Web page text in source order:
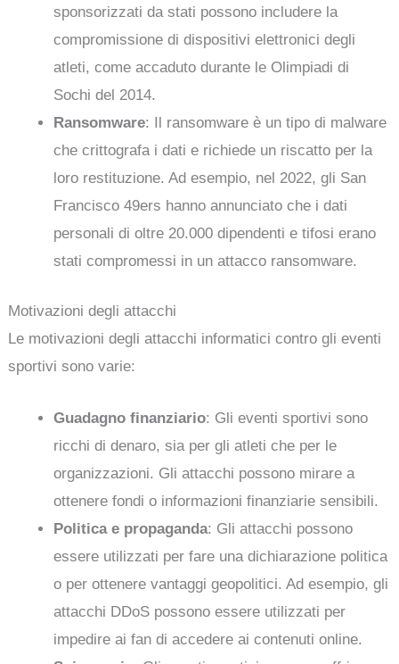
sponsorizzati da stati possono includere la
compromissione di dispositivi elettronici degli
atleti, come accaduto durante le Olimpiadi di
Sochi del 2014.
Ransomware: Il ransomware è un tipo di malware
che crittografa i dati e richiede un riscatto per la
loro restituzione. Ad esempio, nel 2022, gli San
Francisco 49ers hanno annunciato che i dati
personali di oltre 20.000 dipendenti e tifosi erano
stati compromessi in un attacco ransomware.
Motivazioni degli attacchi
Le motivazioni degli attacchi informatici contro gli eventi
sportivi sono varie:
Guadagno finanziario: Gli eventi sportivi sono
ricchi di denaro, sia per gli atleti che per le
organizzazioni. Gli attacchi possono mirare a
ottenere fondi o informazioni finanziarie sensibili.
Politica e propaganda: Gli attacchi possono
essere utilizzati per fare una dichiarazione politica
o per ottenere vantaggi geopolitici. Ad esempio, gli
attacchi DDoS possono essere utilizzati per
impedire ai fan di accedere ai contenuti online.